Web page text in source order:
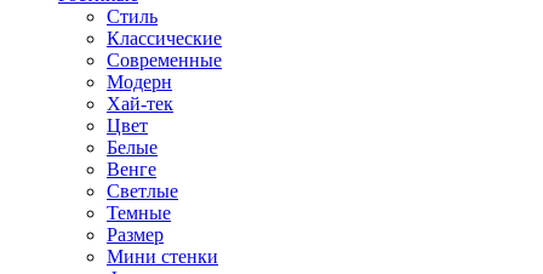
Стиль
Классические
Современные
Модерн
Хай-тек
Цвет
Белые
Венге
Светлые
Темные
Размер
Мини стенки